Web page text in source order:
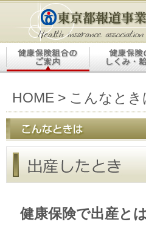
HOME > こんなとき
健康保険で出産と